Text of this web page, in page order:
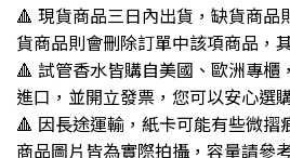
🔺 現貨商品三日內出貨，缺貨商品
貨商品則會刪除訂單中該項商品，
🔺 試管香水皆購自美國、歐洲專櫃
進口，並開立發票，您可以安心選
🔺 因長途運輸，紙卡可能有些微摺
商品圖片皆為實際拍攝，容量請參